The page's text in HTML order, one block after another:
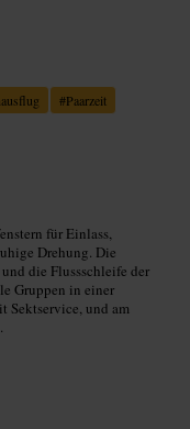
#Paarzeit
für Einlass,
Drehung. Die
die Flussschleife der
Gruppen in einer
Sektservice, und am